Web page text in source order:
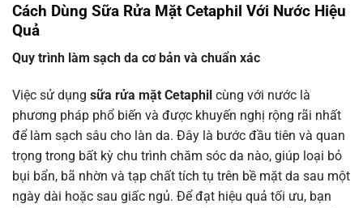
Cách Dùng Sữa Rửa Mặt Cetaphil Với Nước Hiệu
Quả
Quy trình làm sạch da cơ bản và chuẩn xác
Việc sử dụng sữa rửa mặt Cetaphil cùng với nước là
phương pháp phổ biến và được khuyến nghị rộng rãi nhất
để làm sạch sâu cho làn da. Đây là bước đầu tiên và quan
trọng trong bất kỳ chu trình chăm sóc da nào, giúp loại bỏ
bụi bẩn, bã nhờn và tạp chất tích tụ trên bề mặt da sau một
ngày dài hoặc sau giấc ngủ. Để đạt hiệu quả tối ưu, bạn